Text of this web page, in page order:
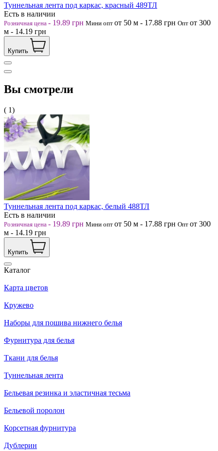
Туннельная лента под каркас, красный 489ТЛ
Есть в наличии
Розничная цена - 19.89 грн Мини опт от 50 м - 17.88 грн Опт от 300
м - 14.19 грн
Купить
Вы смотрели
( 1)
Туннельная лента под каркас, белый 488ТЛ
Есть в наличии
Розничная цена - 19.89 грн Мини опт от 50 м - 17.88 грн Опт от 300
м - 14.19 грн
Купить
Каталог
Карта цветов
Кружево
Наборы для пошива нижнего белья
Фурнитура для белья
Ткани для белья
Туннельная лента
Бельевая резинка и эластичная тесьма
Бельевой поролон
Корсетная фурнитура
Дублерин